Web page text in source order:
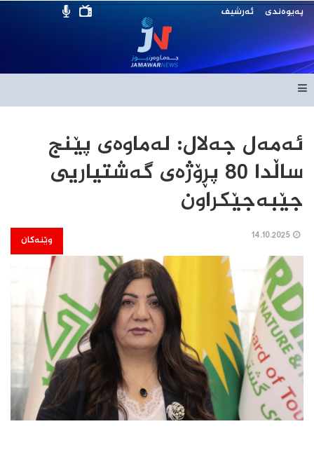
پەیوەندی ئەرشیف
ئەمەل جەلال: لەماوەی پێنج
ساڵدا 80 پڕۆژەی گەشتیاریی
جێبەجێکراون
وێنەکان